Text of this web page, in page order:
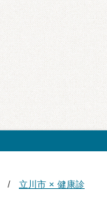
立川市 × 健康診